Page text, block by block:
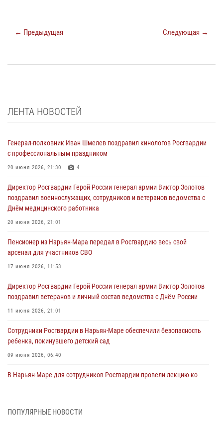
← Предыдущая Следующая →
ЛЕНТА НОВОСТЕЙ
Генерал-полковник Иван Шмелев поздравил кинологов Росгвардии
с профессиональным праздником
20 июня 2026, 21:30 4
Директор Росгвардии Герой России генерал армии Виктор Золотов
поздравил военнослужащих, сотрудников и ветеранов ведомства с
Днём медицинского работника
20 июня 2026, 21:01
Пенсионер из Нарьян-Мара передал в Росгвардию весь свой
арсенал для участников СВО
17 июня 2026, 11:53
Директор Росгвардии Герой России генерал армии Виктор Золотов
поздравил ветеранов и личный состав ведомства с Днём России
11 июня 2026, 21:01
Сотрудники Росгвардии в Нарьян-Маре обеспечили безопасность
ребенка, покинувшего детский сад
09 июня 2026, 06:40
В Нарьян-Маре для сотрудников Росгвардии провели лекцию ко
ПОПУЛЯРНЫЕ НОВОСТИ